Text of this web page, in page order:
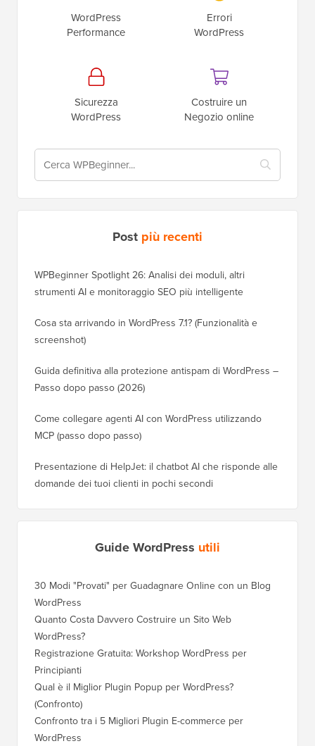
WordPress
Performance
Errori
WordPress
Sicurezza
WordPress
Costruire un
Negozio online
Post più recenti
WPBeginner Spotlight 26: Analisi dei moduli, altri
strumenti AI e monitoraggio SEO più intelligente
Cosa sta arrivando in WordPress 7.1? (Funzionalità e
screenshot)
Guida definitiva alla protezione antispam di WordPress –
Passo dopo passo (2026)
Come collegare agenti AI con WordPress utilizzando
MCP (passo dopo passo)
Presentazione di HelpJet: il chatbot AI che risponde alle
domande dei tuoi clienti in pochi secondi
Guide WordPress utili
30 Modi "Provati" per Guadagnare Online con un Blog
WordPress
Quanto Costa Davvero Costruire un Sito Web
WordPress?
Registrazione Gratuita: Workshop WordPress per
Principianti
Qual è il Miglior Plugin Popup per WordPress?
(Confronto)
Confronto tra i 5 Migliori Plugin E-commerce per
WordPress